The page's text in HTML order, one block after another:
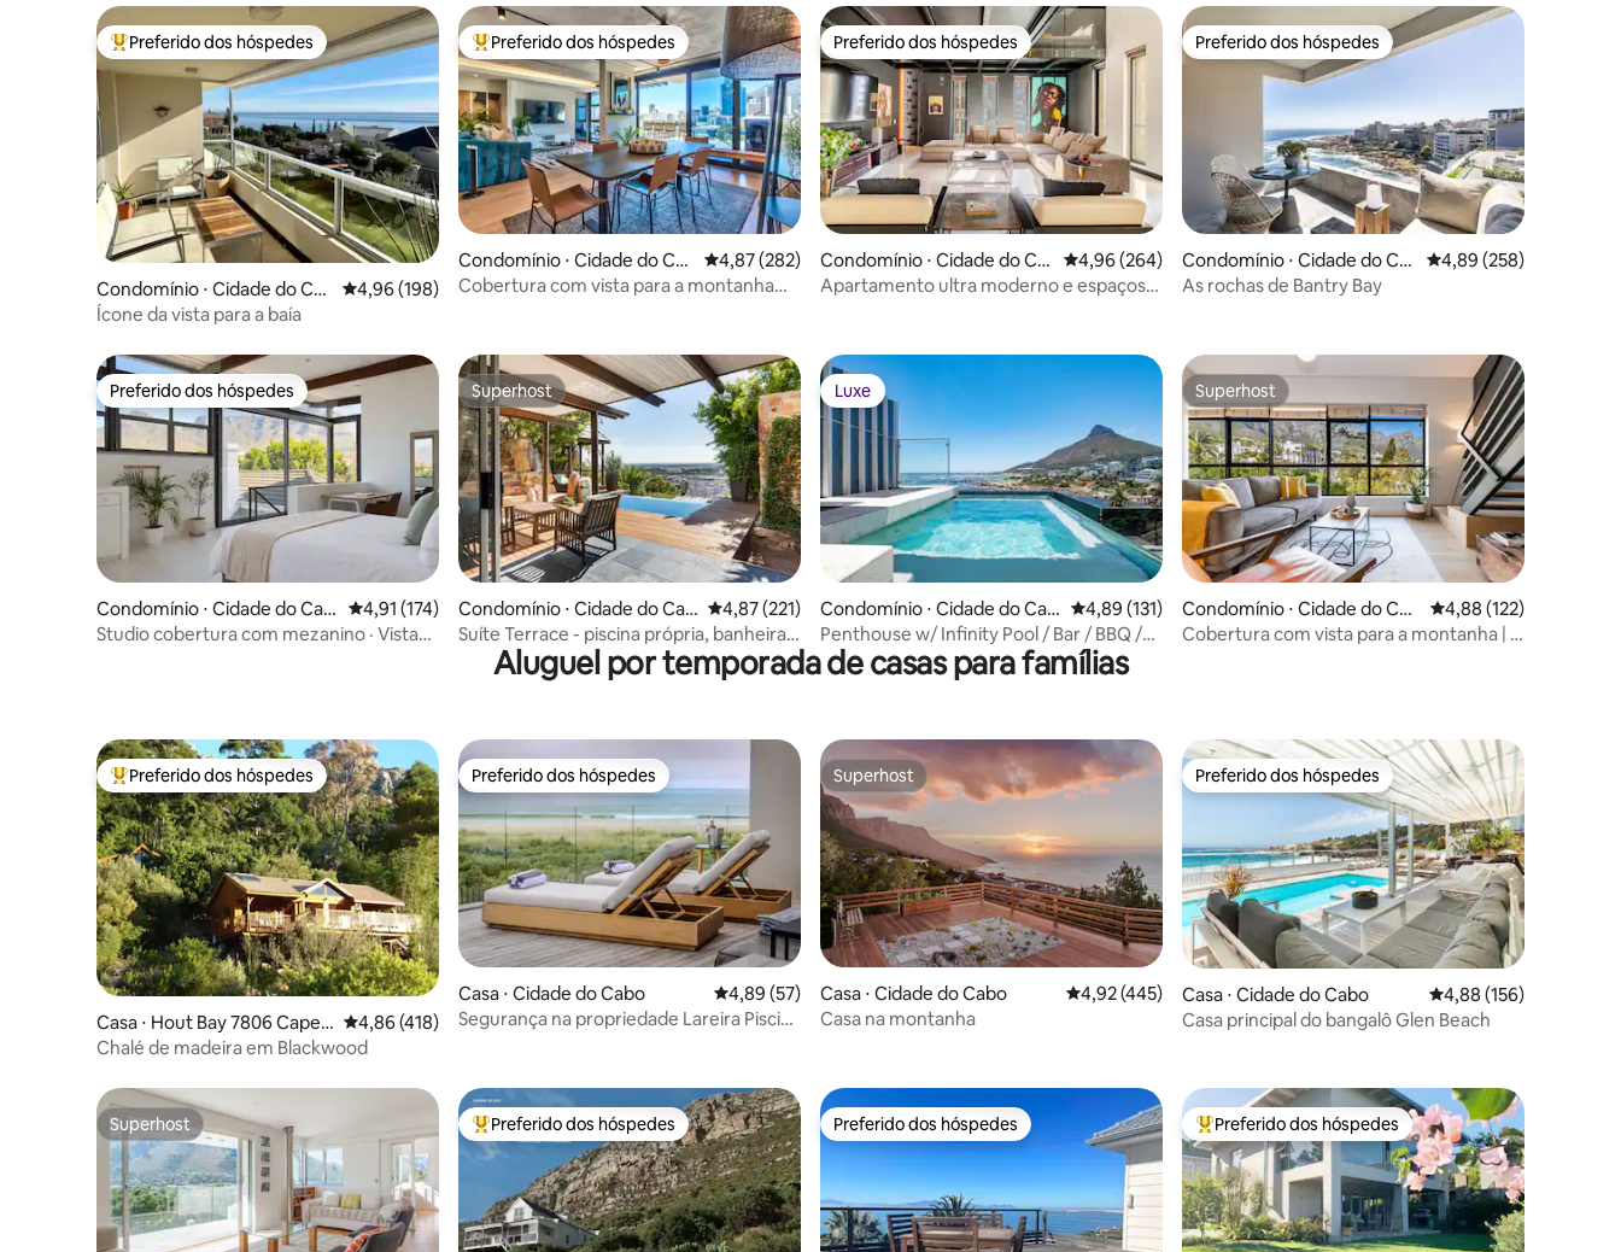
Entre os melhores preferidos dos hóspedes
Preferido dos hóspedes
Condomínio ⋅ Cidade do Ca
bo
4,96 de uma avaliação média de 5, 198 avaliações
4,96 (198)
Ícone da vista para a baía
Entre os melhores preferidos dos hóspedes
Preferido dos hóspedes
Condomínio ⋅ Cidade do Ca
bo
4,87 de uma avaliação média de 5, 282 avaliações
4,87 (282)
Cobertura com vista para a montanha
Preferido dos hóspedes
Preferido dos hóspedes
Condomínio ⋅ Cidade do Ca
bo
4,96 de uma avaliação média de 5, 264 avaliações
4,96 (264)
Apartamento ultra moderno e espaçoso
Preferido dos hóspedes
Preferido dos hóspedes
Condomínio ⋅ Cidade do Ca
bo
4,89 de uma avaliação
4,89 (258)
As rochas de Bantry Bay
Preferido dos hóspedes
Preferido dos hóspedes
Condomínio ⋅ Cidade do Cab
o
4,91 de uma avaliação média de 5, 174 avaliações
4,91 (174)
Studio cobertura com mezanino · Vista
Superhost
Superhost
Condomínio ⋅ Cidade do Cab
o
4,87 de uma avaliação média de 5, 221 avaliações
4,87 (221)
Suíte Terrace - piscina própria, banheira
de hidromassagem, lareira
Luxe
Luxe
Condomínio ⋅ Cidade do Cab
o
4,89 de uma avaliação média de 5, 131 avaliações
4,89 (131)
Penthouse w/ Infinity Pool / Bar / BBQ /
Balcony
Superhost
Superhost
Condomínio ⋅ Cidade do Cab
o
4,88 de uma avaliação
4,88 (122)
Cobertura com vista para a montanha | 2
Aluguel por temporada de casas para famílias
Entre os melhores preferidos dos hóspedes
Preferido dos hóspedes
Casa ⋅ Hout Bay 7806 Cape T
own
4,86 de uma avaliação média de 5, 418 avaliações
4,86 (418)
Chalé de madeira em Blackwood
Preferido dos hóspedes
Preferido dos hóspedes
Casa ⋅ Cidade do Cabo 4,89 de uma avaliação média de 5, 57 avaliações
4,89 (57)
Segurança na propriedade Lareira Piscina
Superhost
Superhost
Casa ⋅ Cidade do Cabo 4,92 de uma avaliação média de 5, 445 avaliações
4,92 (445)
Casa na montanha
Preferido dos hóspedes
Preferido dos hóspedes
Casa ⋅ Cidade do Cabo 4,88 de uma avaliação
4,88 (156)
Casa principal do bangalô Glen Beach
Superhost
Superhost Entre os melhores preferidos dos hóspedes
Preferido dos hóspedes Preferido dos hóspedes
Preferido dos hóspedes Entre os melhores preferidos dos hóspedes
Preferido dos hóspedes